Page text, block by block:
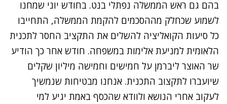
בהם גם ראש הממשלה נפתלי בנט. בחודש יוני שמחנו
לשמוע שכחלק מההסכמים להקמת הממשלה, התחייבו
כל סיעות הקואליציה להשלים את התקציב החסר לתכנית
הלאומית למניעת אלימות במשפחה. חודש אחר כך הודיע
שר האוצר ליברמן על חמישים וחמישה מיליון שקלים
שיועברו לתקצוב התכנית. אנחנו מבטיחות שנמשיך
לעקוב אחרי הנושא ולוודא שהכסף באמת יגיע למי